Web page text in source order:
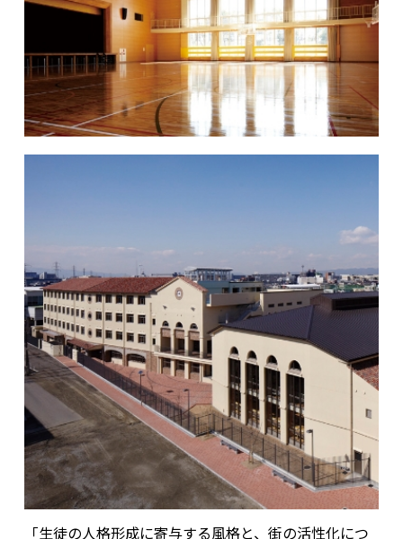
「生徒の人格形成に寄与する風格と、街の活性化につ